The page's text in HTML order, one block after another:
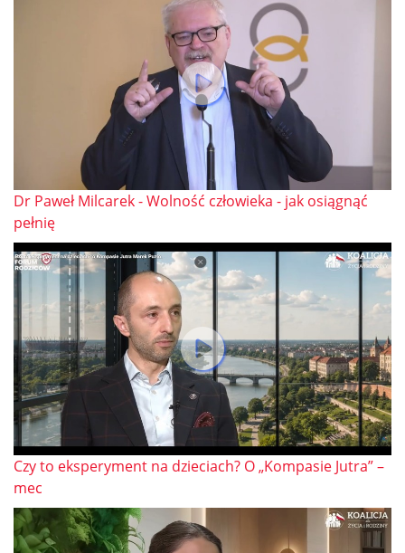
Dr Paweł Milcarek - Wolność człowieka - jak osiągnąć
pełnię
Czy to eksperyment na dzieciach? O „Kompasie Jutra” –
mec